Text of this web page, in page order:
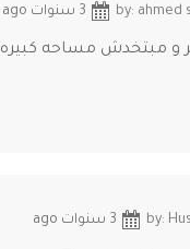
by: ahmed
و مبتخدش مساحه كبيره
by: